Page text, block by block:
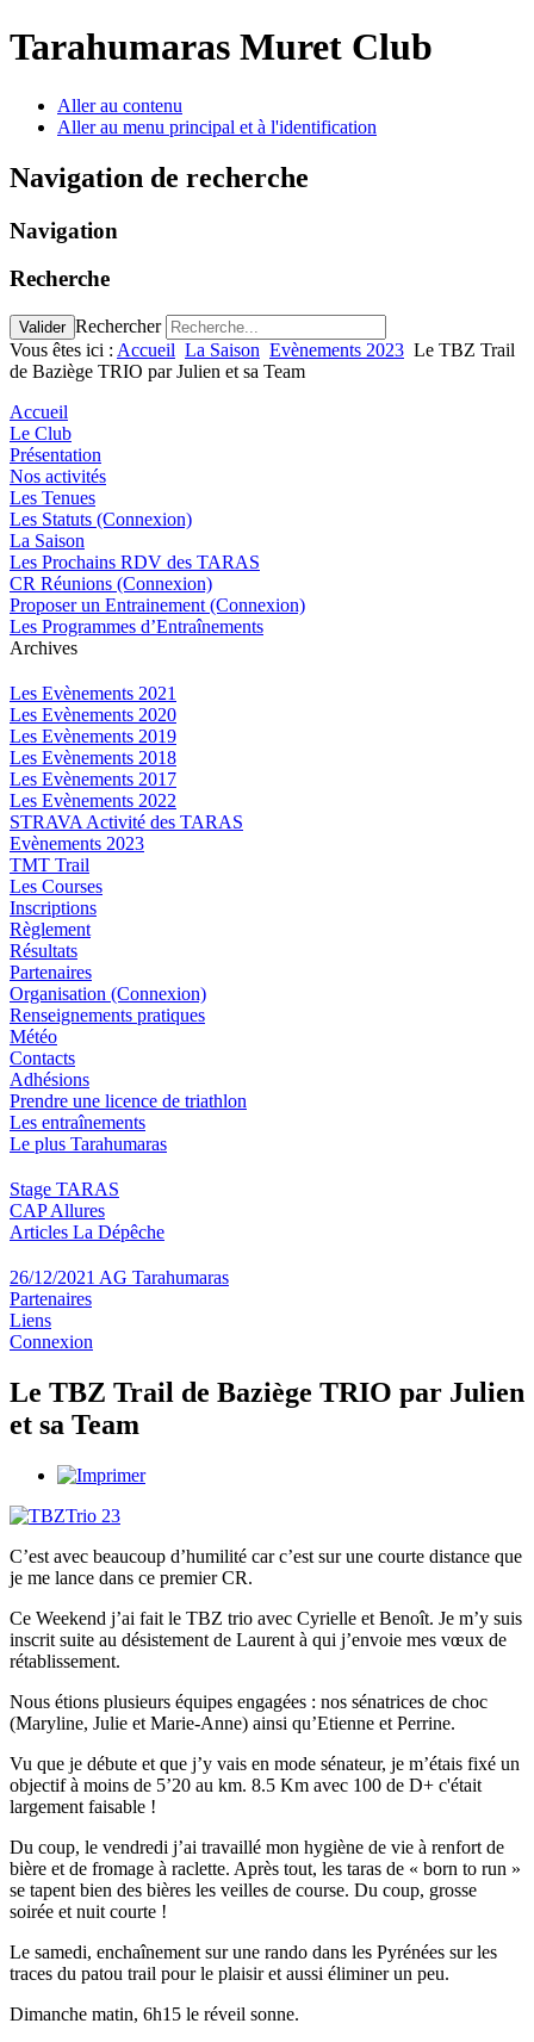
Tarahumaras Muret Club
Aller au contenu
Aller au menu principal et à l'identification
Navigation de recherche
Navigation
Recherche
Valider Rechercher
Vous êtes ici : Accueil La Saison Evènements 2023 Le TBZ Trail
de Baziège TRIO par Julien et sa Team
Accueil
Le Club
Présentation
Nos activités
Les Tenues
Les Statuts (Connexion)
La Saison
Les Prochains RDV des TARAS
CR Réunions (Connexion)
Proposer un Entrainement (Connexion)
Les Programmes d’Entraînements
Archives
Les Evènements 2021
Les Evènements 2020
Les Evènements 2019
Les Evènements 2018
Les Evènements 2017
Les Evènements 2022
STRAVA Activité des TARAS
Evènements 2023
TMT Trail
Les Courses
Inscriptions
Règlement
Résultats
Partenaires
Organisation (Connexion)
Renseignements pratiques
Météo
Contacts
Adhésions
Prendre une licence de triathlon
Les entraînements
Le plus Tarahumaras
Stage TARAS
CAP Allures
Articles La Dépêche
26/12/2021 AG Tarahumaras
Partenaires
Liens
Connexion
Le TBZ Trail de Baziège TRIO par Julien
et sa Team
C’est avec beaucoup d’humilité car c’est sur une courte distance que
je me lance dans ce premier CR.
Ce Weekend j’ai fait le TBZ trio avec Cyrielle et Benoît. Je m’y suis
inscrit suite au désistement de Laurent à qui j’envoie mes vœux de
rétablissement.
Nous étions plusieurs équipes engagées : nos sénatrices de choc
(Maryline, Julie et Marie-Anne) ainsi qu’Etienne et Perrine.
Vu que je débute et que j’y vais en mode sénateur, je m’étais fixé un
objectif à moins de 5’20 au km. 8.5 Km avec 100 de D+ c'était
largement faisable !
Du coup, le vendredi j’ai travaillé mon hygiène de vie à renfort de
bière et de fromage à raclette. Après tout, les taras de « born to run »
se tapent bien des bières les veilles de course. Du coup, grosse
soirée et nuit courte !
Le samedi, enchaînement sur une rando dans les Pyrénées sur les
traces du patou trail pour le plaisir et aussi éliminer un peu.
Dimanche matin, 6h15 le réveil sonne.